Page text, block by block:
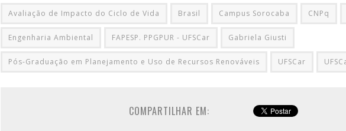
Avaliação de Impacto do Ciclo de Vida Brasil Campus Sorocaba CNPq
Engenharia Ambiental FAPESP. PPGPUR - UFSCar Gabriela Giusti
Pós-Graduação em Planejamento e Uso de Recursos Renováveis UFSCar
COMPARTILHAR EM: